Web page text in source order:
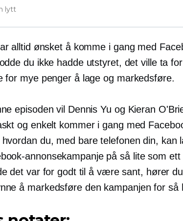
lytt
alltid ønsket å komme i gang med
du ikke hadde utstyret, det ville ta
for mye penger å lage og markedsføre.
episoden vil Dennis Yu og Kieran
og enkelt kommer i gang med
du, med bare telefonen din, kan
annonsekampanje på så lite som
det var for godt til å være sant, hører
å markedsføre den kampanjen for så